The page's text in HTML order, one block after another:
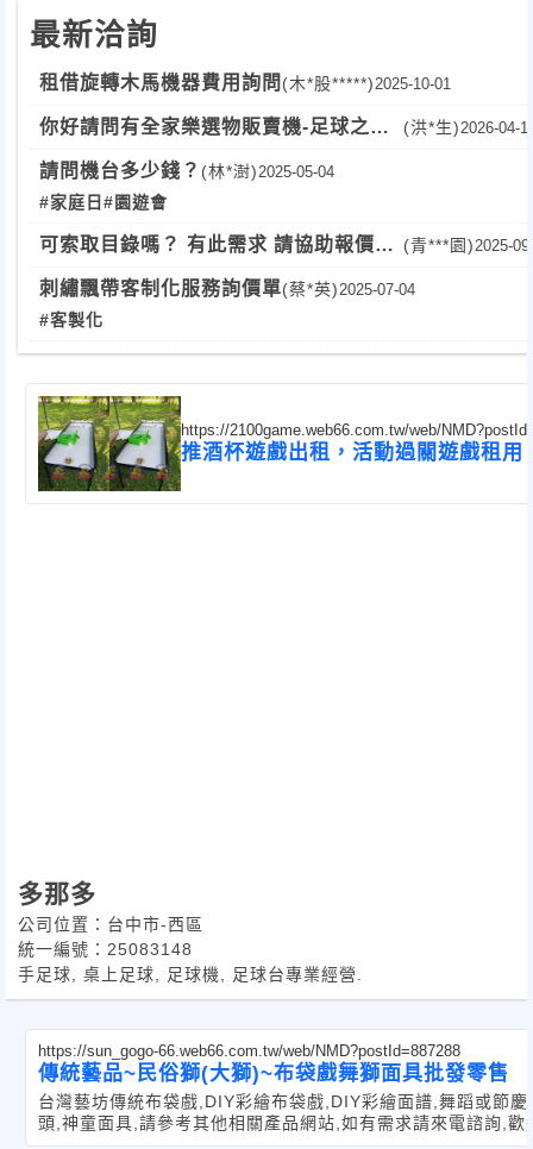
最新洽詢
租借旋轉木馬機器費用詢問 (木*股*****) 2025-10-01
你好請問有全家樂選物販賣機-足球之心
的主機板嗎？
(洪*生) 2026-04-
請問機台多少錢？ (林*澍) 2025-05-04
#家庭日 #園遊會
可索取目錄嗎？ 有此需求 請協助報價給
我
(青***園) 2025-
刺繡飄帶客制化服務詢價單(蔡*英) 2025-07-04
#客製化
https://2100game.web66.com.tw/web/
推酒杯遊戲出租，活動過關遊戲租用
多那多
公司位置：台中市-西區
統一編號：25083148
手足球, 桌上足球, 足球機, 足球台專業經營.
https://sun_gogo-66.web66.com.tw/web/NMD?postId=887288
傳統藝品~民俗獅(大獅)~布袋戲舞獅面具批發零售
台灣藝坊傳統布袋戲,DIY彩繪布袋戲,DIY彩繪面譜,舞蹈或節慶
頭,神童面具,請參考其他相關產品網站,如有需求請來電諮詢,歡
發商大量採購,學校機關團體教學使用!